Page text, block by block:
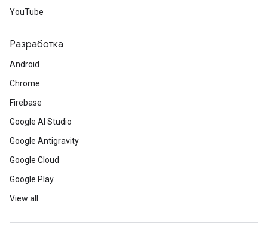
YouTube
Разработка
Android
Chrome
Firebase
Google AI Studio
Google Antigravity
Google Cloud
Google Play
View all